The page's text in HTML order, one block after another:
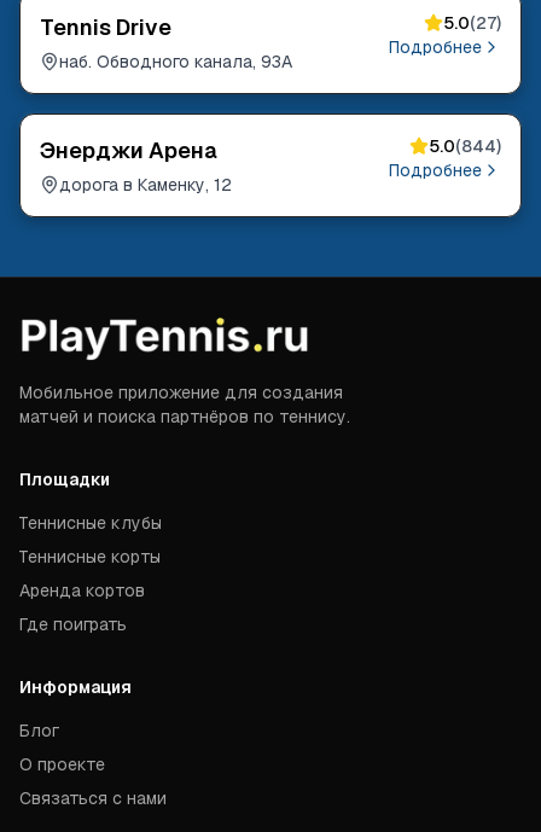
Tennis Drive
наб. Обводного канала, 93А
5.0(27)
Подробнее
Энерджи Арена
дорога в Каменку, 12
5.0(844)
Подробнее
Мобильное приложение для создания
матчей и поиска партнёров по теннису.
Площадки
Теннисные клубы
Теннисные корты
Аренда кортов
Где поиграть
Информация
Блог
О проекте
Связаться с нами